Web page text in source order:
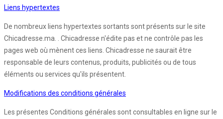
Liens hypertextes
De nombreux liens hypertextes sortants sont présents sur le site
Chicadresse.ma. . Chicadresse n'édite pas et ne contrôle pas les
pages web où mènent ces liens. Chicadresse ne saurait être
responsable de leurs contenus, produits, publicités ou de tous
éléments ou services qu'ils présentent.
Modifications des conditions générales
Les présentes Conditions générales sont consultables en ligne sur le